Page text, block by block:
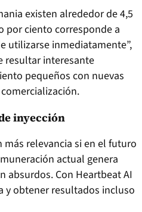
existen alrededor de 4,5
por ciento corresponde a
utilizarse inmediatamente”,
resultar interesante
pequeños con nuevas
inyección
relevancia si en el futuro
actual genera
absurdos. Con Heartbeat AI
y obtener resultados incluso